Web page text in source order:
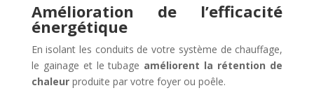
Amélioration de l’efficacité
énergétique
En isolant les conduits de votre système de chauffage,
le gainage et le tubage améliorent la rétention de
chaleurproduite par votre foyer ou poêle.